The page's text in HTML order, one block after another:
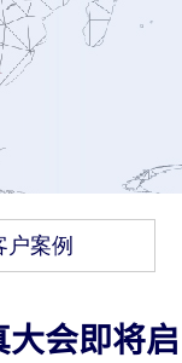
户案例
会即将启